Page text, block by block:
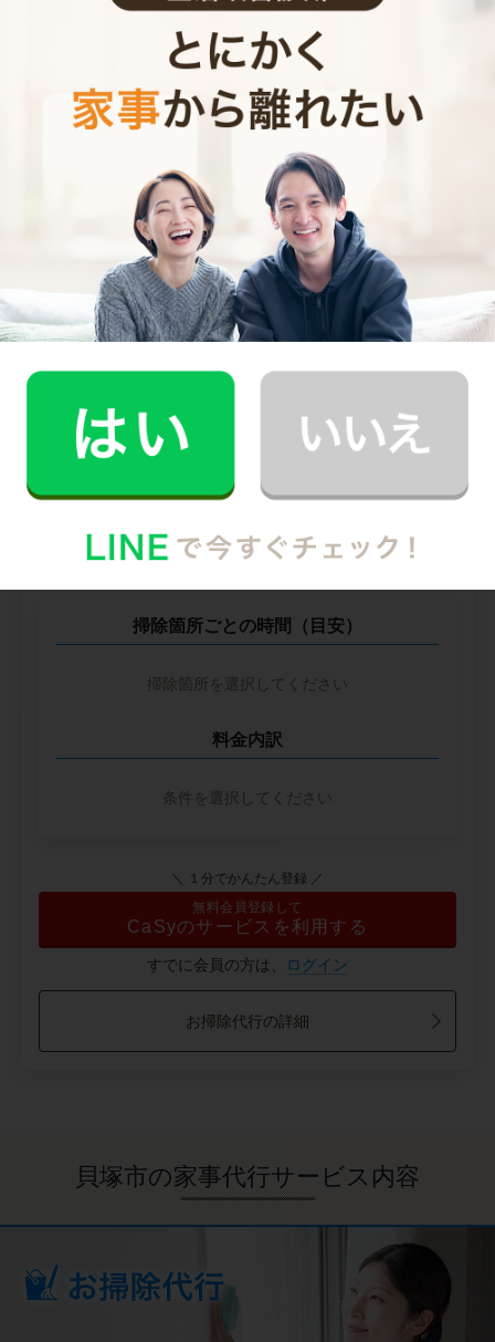
料金（税込・交通費込） 0
他社との比較
業界大手B社
--
--円
--
中堅CH社
※ 2026年2月時点の各社料金から算出
掃除箇所ごとの時間（目安）
掃除箇所を選択してください
料金内訳
条件を選択してください
＼ １分でかんたん登録 ／
無料会員登録して
CaSyのサービスを利用する
すでに会員の方は、 ログイン
お掃除代行の詳細
貝塚市の家事代行サービス内容